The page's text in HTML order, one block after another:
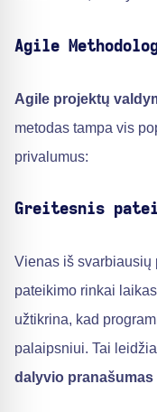
Agile
Agile projektų
metodas tampa vis
privalumus:
Greitesnis
Vienas iš svarbiausių
pateikimo rinkai
užtikrina, kad
palaipsniui. Tai
dalyvio pranašumas